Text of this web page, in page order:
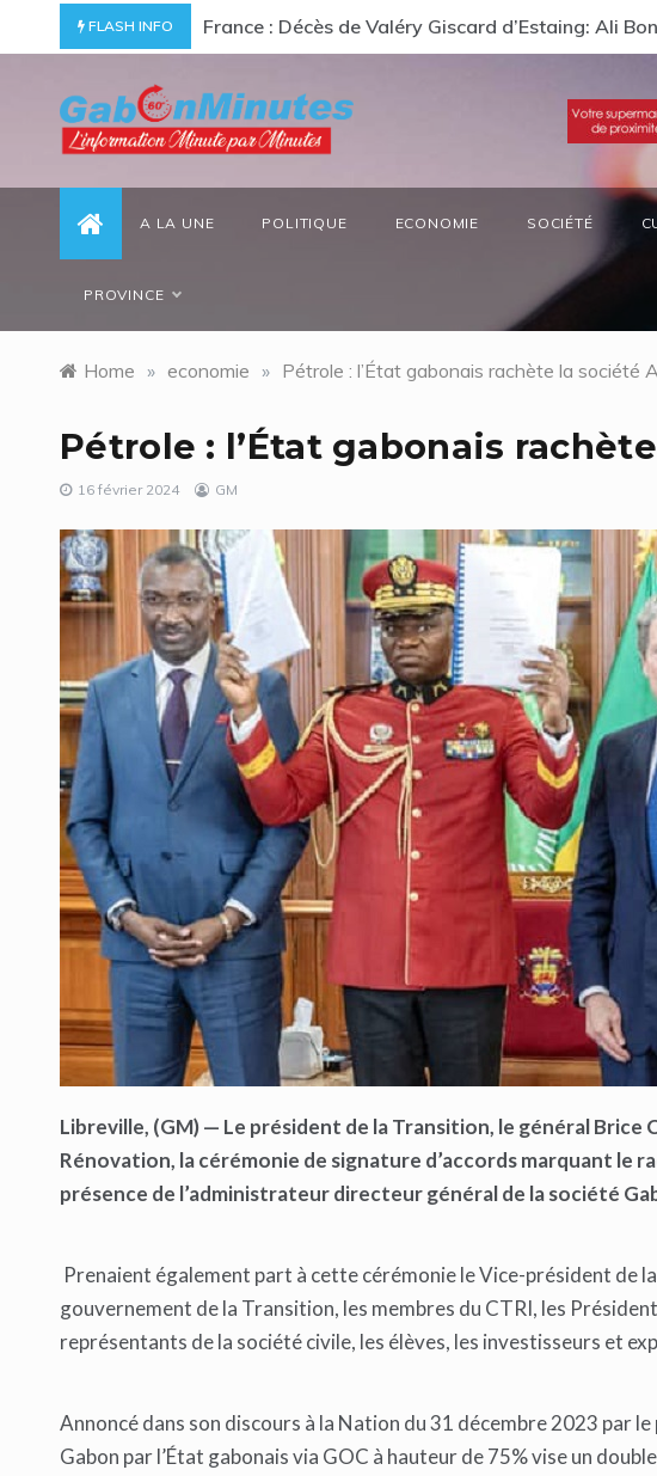
FLASH INFO
à un « passionné d’Afrique »Gabon/ Le ministre des Eaux et Forêts préside la
gabonminutes.com
A LA UNE POLITIQUE ECONOMIE SOCIÉTÉ
PROVINCE
Home » economie » Pétrole : l’État gabonais rachète la société
Pétrole : l’État gabonais
16 février 2024 GM
Libreville, (GM) — Le président de la Transition, le général Brice
Rénovation, la cérémonie de signature d’accords marquant le
présence de l’administrateur directeur général de la société
Prenaient également part à cette cérémonie le Vice-président de
gouvernement de la Transition, les membres du CTRI, les
représentants de la société civile, les élèves, les investisseurs et
Annoncé dans son discours à la Nation du 31 décembre 2023 par
Gabon par l’État gabonais via GOC à hauteur de 75% vise un